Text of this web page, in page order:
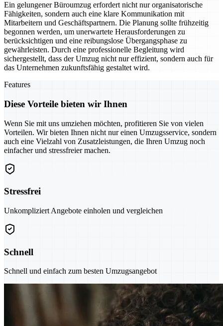
Ein gelungener Büroumzug erfordert nicht nur organisatorische
Fähigkeiten, sondern auch eine klare Kommunikation mit
Mitarbeitern und Geschäftspartnern. Die Planung sollte frühzeitig
begonnen werden, um unerwartete Herausforderungen zu
berücksichtigen und eine reibungslose Übergangsphase zu
gewährleisten. Durch eine professionelle Begleitung wird
sichergestellt, dass der Umzug nicht nur effizient, sondern auch für
das Unternehmen zukunftsfähig gestaltet wird.
Features
Diese Vorteile bieten wir Ihnen
Wenn Sie mit uns umziehen möchten, profitieren Sie von vielen
Vorteilen. Wir bieten Ihnen nicht nur einen Umzugsservice, sondern
auch eine Vielzahl von Zusatzleistungen, die Ihren Umzug noch
einfacher und stressfreier machen.
Stressfrei
Unkompliziert Angebote einholen und vergleichen
Schnell
Schnell und einfach zum besten Umzugsangebot